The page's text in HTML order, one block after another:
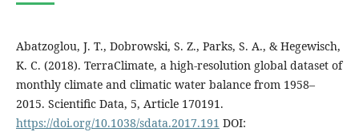
Abatzoglou, J. T., Dobrowski, S. Z., Parks, S. A., & Hegewisch,
K. C. (2018). TerraClimate, a high-resolution global dataset of
monthly climate and climatic water balance from 1958–
2015. Scientific Data, 5, Article 170191.
https://doi.org/10.1038/sdata.2017.191 DOI: